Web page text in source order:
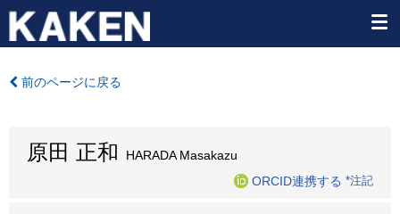
前のページに戻る
原田 正和
HARADA Masakazu
ORCID連携する *注記